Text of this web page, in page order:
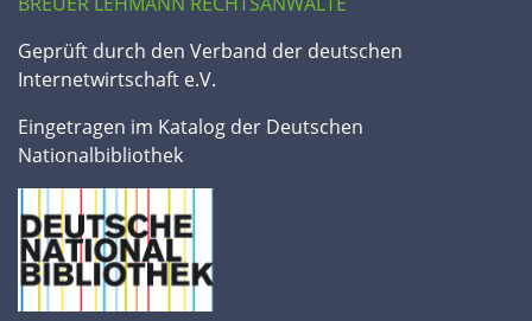
Geprüft durch den Verband der deutschen
Internetwirtschaft e.V.
Eingetragen im Katalog der Deutschen
Nationalbibliothek